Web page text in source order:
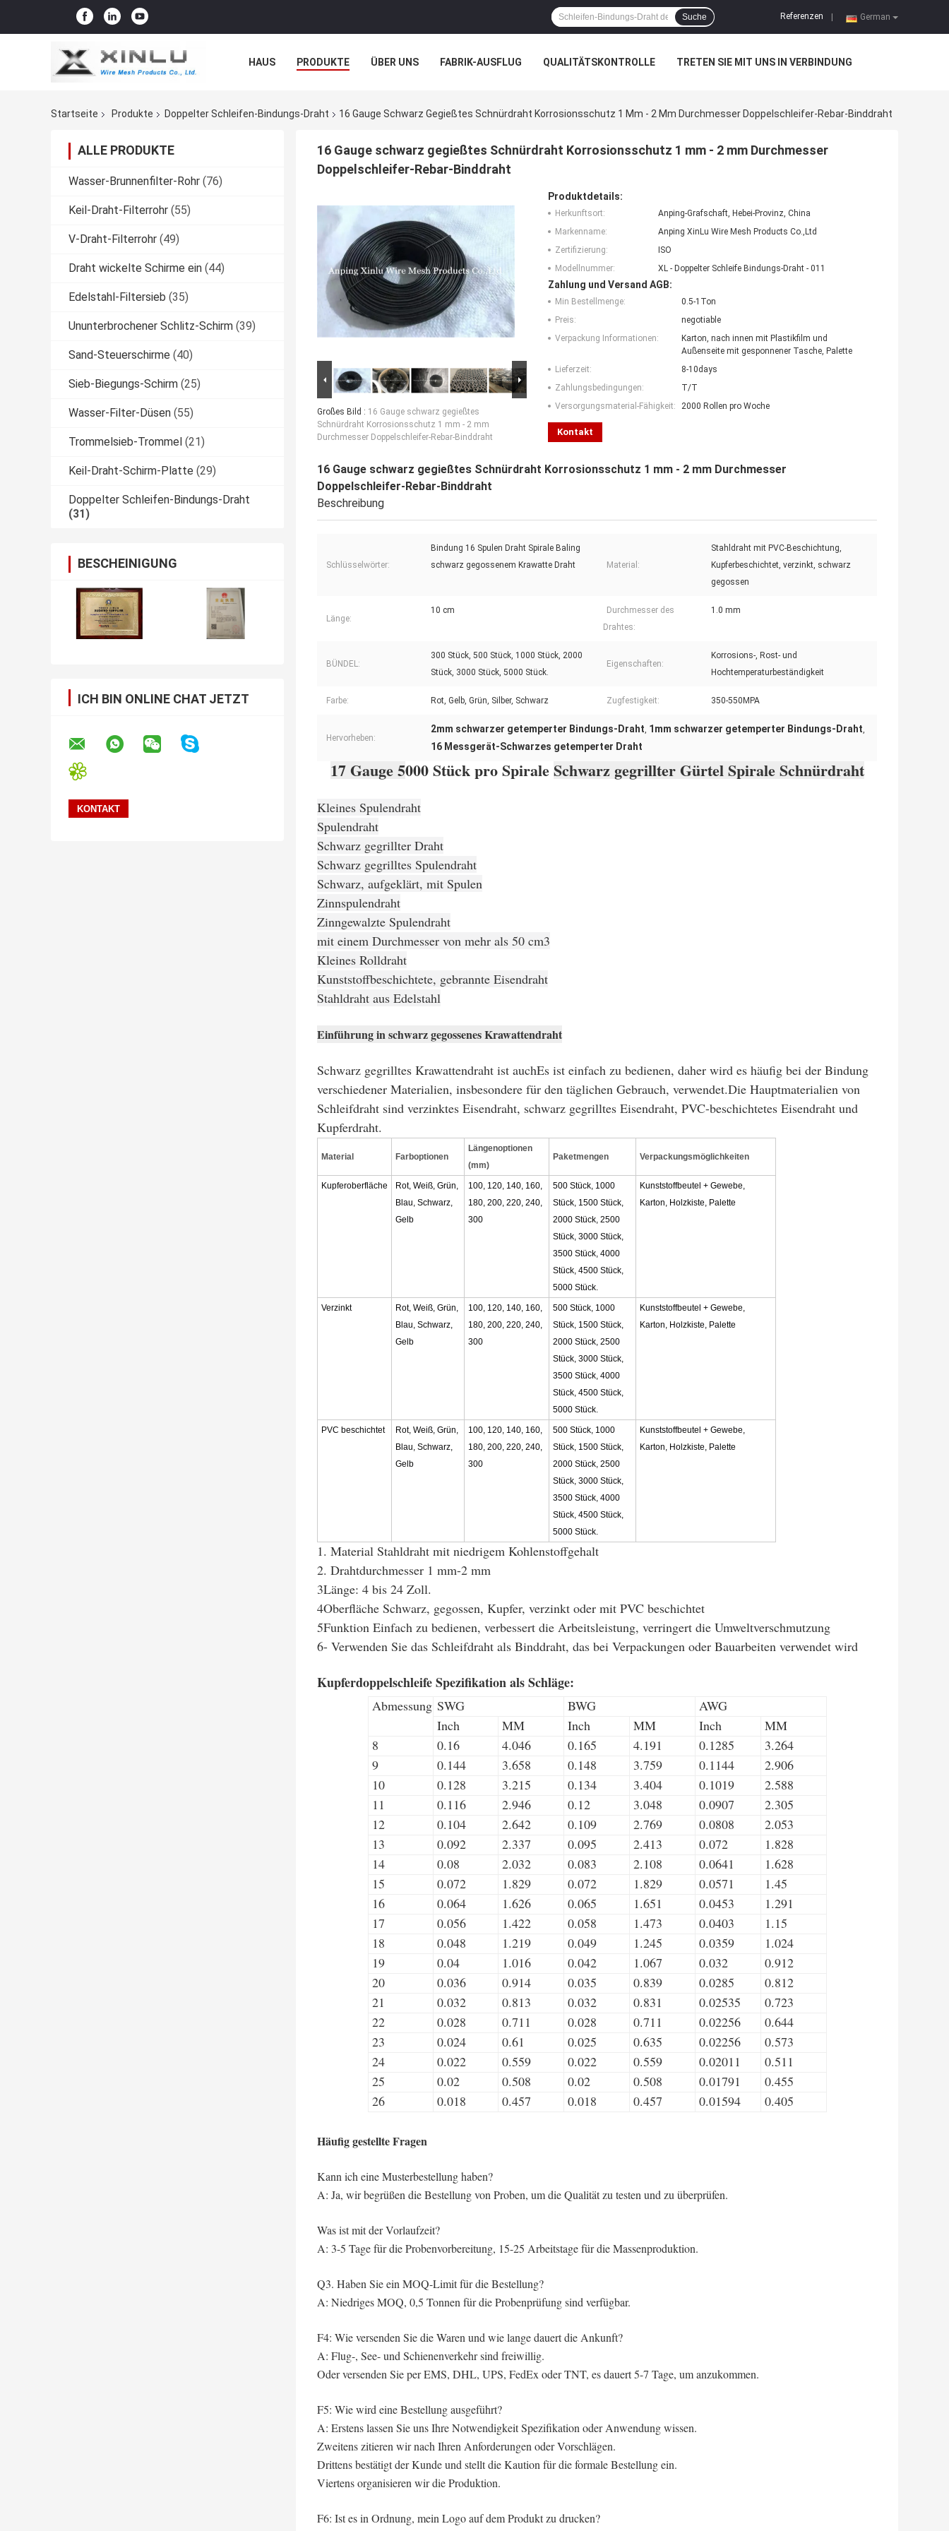
German
Referenzen
Suche
HAUS PRODUKTE ÜBER UNS FABRIK-AUSFLUG QUALITÄTSKONTROLLE TRETEN SIE MIT UNS IN VERBINDUNG
Startseite
Produkte Doppelter Schleifen-Bindungs-Draht 16 Gauge Schwarz Gegießtes Schnürdraht Korrosionsschutz 1 Mm - 2 Mm Durchmesser Doppelschleifer-Rebar-Binddraht
ALLE PRODUKTE
Wasser-Brunnenfilter-Rohr (76)
Keil-Draht-Filterrohr (55)
V-Draht-Filterrohr (49)
Draht wickelte Schirme ein (44)
Edelstahl-Filtersieb (35)
Ununterbrochener Schlitz-Schirm (39)
Sand-Steuerschirme (40)
Sieb-Biegungs-Schirm (25)
Wasser-Filter-Düsen (55)
Trommelsieb-Trommel (21)
Keil-Draht-Schirm-Platte (29)
Doppelter Schleifen-Bindungs-Draht
(31)
BESCHEINIGUNG
ICH BIN ONLINE CHAT JETZT
16 Gauge schwarz gegießtes Schnürdraht Korrosionsschutz 1 mm - 2 mm Durchmesser
Doppelschleifer-Rebar-Binddraht
Großes Bild : 16 Gauge schwarz gegießtes
Schnürdraht Korrosionsschutz 1 mm - 2 mm
Durchmesser Doppelschleifer-Rebar-Binddraht
Produktdetails:
Herkunftsort:
Anping-Grafschaft, Hebei-Provinz, China
Markenname:
Anping XinLu Wire Mesh Products Co.,Ltd
Zertifizierung:
ISO
Modellnummer:
XL - Doppelter Schleife Bindungs-Draht - 011
Zahlung und Versand AGB:
Min Bestellmenge:
0.5-1Ton
Preis:
negotiable
Verpackung Informationen:
Karton, nach innen mit Plastikfilm und
Außenseite mit gesponnener Tasche, Palette
Lieferzeit:
8-10days
Zahlungsbedingungen:
T/T
Versorgungsmaterial-Fähigkeit:
2000 Rollen pro Woche
Kontakt
16 Gauge schwarz gegießtes Schnürdraht Korrosionsschutz 1 mm - 2 mm Durchmesser
Doppelschleifer-Rebar-Binddraht
Beschreibung
Schlüsselwörter:
Bindung 16 Spulen Draht Spirale Baling
schwarz gegossenem Krawatte Draht
Material:
Stahldraht mit PVC-Beschichtung,
Kupferbeschichtet, verzinkt, schwarz
gegossen
Länge:
10 cm
Durchmesser des
Drahtes:
1.0 mm
BÜNDEL:
300 Stück, 500 Stück, 1000 Stück, 2000
Stück, 3000 Stück, 5000 Stück.
Eigenschaften:
Korrosions-, Rost- und
Hochtemperaturbeständigkeit
Farbe: Rot, Gelb, Grün, Silber, Schwarz Zugfestigkeit: 350-550MPA
Hervorheben:
2mm schwarzer getemperter Bindungs-Draht, 1mm schwarzer getemperter Bindungs-Draht,
16 Messgerät-Schwarzes getemperter Draht
17 Gauge 5000 Stück pro SpiraleSchwarz gegrillter Gürtel Spirale Schnürdraht
Kleines Spulendraht
Spulendraht
Schwarz gegrillter Draht
Schwarz gegrilltes Spulendraht
Schwarz, aufgeklärt, mit Spulen
Zinnspulendraht
Zinngewalzte Spulendraht
mit einem Durchmesser von mehr als 50 cm3
Kleines Rolldraht
Kunststoffbeschichtete, gebrannte Eisendraht
Stahldraht aus Edelstahl
Einführung in schwarz gegossenes Krawattendraht
Schwarz gegrilltes Krawattendraht ist auchEs ist einfach zu bedienen, daher wird es häufig bei der Bindung
verschiedener Materialien, insbesondere für den täglichen Gebrauch, verwendet.Die Hauptmaterialien von
Schleifdraht sind verzinktes Eisendraht, schwarz gegrilltes Eisendraht, PVC-beschichtetes Eisendraht und
Kupferdraht.
Material Farboptionen
Längenoptionen
(mm)
Paketmengen Verpackungsmöglichkeiten
Kupferoberfläche
Rot, Weiß, Grün,
Blau, Schwarz,
Gelb
100, 120, 140, 160,
180, 200, 220, 240,
300
500 Stück, 1000
Stück, 1500 Stück,
2000 Stück, 2500
Stück, 3000 Stück,
3500 Stück, 4000
Stück, 4500 Stück,
5000 Stück.
Kunststoffbeutel + Gewebe,
Karton, Holzkiste, Palette
Verzinkt
Rot, Weiß, Grün,
Blau, Schwarz,
Gelb
100, 120, 140, 160,
180, 200, 220, 240,
300
500 Stück, 1000
Stück, 1500 Stück,
2000 Stück, 2500
Stück, 3000 Stück,
3500 Stück, 4000
Stück, 4500 Stück,
5000 Stück.
Kunststoffbeutel + Gewebe,
Karton, Holzkiste, Palette
PVC beschichtet
Rot, Weiß, Grün,
Blau, Schwarz,
Gelb
100, 120, 140, 160,
180, 200, 220, 240,
300
500 Stück, 1000
Stück, 1500 Stück,
2000 Stück, 2500
Stück, 3000 Stück,
3500 Stück, 4000
Stück, 4500 Stück,
5000 Stück.
Kunststoffbeutel + Gewebe,
Karton, Holzkiste, Palette
1. Material Stahldraht mit niedrigem Kohlenstoffgehalt
2. Drahtdurchmesser 1 mm-2 mm
3Länge: 4 bis 24 Zoll.
4Oberfläche Schwarz, gegossen, Kupfer, verzinkt oder mit PVC beschichtet
5Funktion Einfach zu bedienen, verbessert die Arbeitsleistung, verringert die Umweltverschmutzung
6- Verwenden Sie das Schleifdraht als Binddraht, das bei Verpackungen oder Bauarbeiten verwendet wird
KupferdoppelschleifeSpezifikation als Schläge:
Abmessung SWG BWG
AWG
Inch
MM Inch MM Inch
MM
8
0.16 4.046 0.165 4.191 0.1285
3.264
9
0.144 3.658 0.148 3.759 0.1144
2.906
10
0.128 3.215 0.134 3.404 0.1019
2.588
11
0.116 2.946 0.12 3.048 0.0907
2.305
12
0.104 2.642 0.109 2.769 0.0808
2.053
13
0.092 2.337 0.095 2.413 0.072
1.828
14
0.08 2.032 0.083 2.108 0.0641
1.628
15
0.072 1.829 0.072 1.829 0.0571
1.45
16
0.064 1.626 0.065 1.651 0.0453
1.291
17
0.056 1.422 0.058 1.473 0.0403
1.15
18
0.048 1.219 0.049 1.245 0.0359
1.024
19
0.04 1.016 0.042 1.067 0.032
0.912
20
0.036 0.914 0.035 0.839 0.0285
0.812
21
0.032 0.813 0.032 0.831 0.02535
0.723
22
0.028 0.711 0.028 0.711 0.02256
0.644
23
0.024 0.61 0.025 0.635 0.02256
0.573
24
0.022 0.559 0.022 0.559 0.02011
0.511
25
0.02 0.508 0.02 0.508 0.01791
0.455
26
0.018 0.457 0.018 0.457 0.01594 0.405
Häufig gestellte Fragen
Kann ich eine Musterbestellung haben?
A: Ja, wir begrüßen die Bestellung von Proben, um die Qualität zu testen und zu überprüfen.
Was ist mit der Vorlaufzeit?
A: 3-5 Tage für die Probenvorbereitung, 15-25 Arbeitstage für die Massenproduktion.
Q3. Haben Sie ein MOQ-Limit für die Bestellung?
A: Niedriges MOQ, 0,5 Tonnen für die Probenprüfung sind verfügbar.
F4: Wie versenden Sie die Waren und wie lange dauert die Ankunft?
A: Flug-, See- und Schienenverkehr sind freiwillig.
Oder versenden Sie per EMS, DHL, UPS, FedEx oder TNT, es dauert 5-7 Tage, um anzukommen.
F5: Wie wird eine Bestellung ausgeführt?
A: Erstens lassen Sie uns Ihre Notwendigkeit Spezifikation oder Anwendung wissen.
Zweitens zitieren wir nach Ihren Anforderungen oder Vorschlägen.
Drittens bestätigt der Kunde und stellt die Kaution für die formale Bestellung ein.
Viertens organisieren wir die Produktion.
F6: Ist es in Ordnung, mein Logo auf dem Produkt zu drucken?